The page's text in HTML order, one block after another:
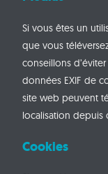
Si vous êtes un
que vous
conseillons
données EXIF de
site web peuvent
localisation depuis
Cookies